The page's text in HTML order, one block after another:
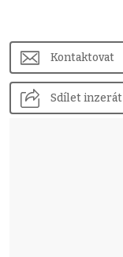
Kontaktovat
Sdílet inzerát